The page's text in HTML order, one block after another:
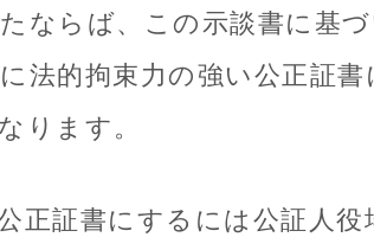
ならば、この示談書に基
法的拘束力の強い公正証
ります。
正証書にするには公証人